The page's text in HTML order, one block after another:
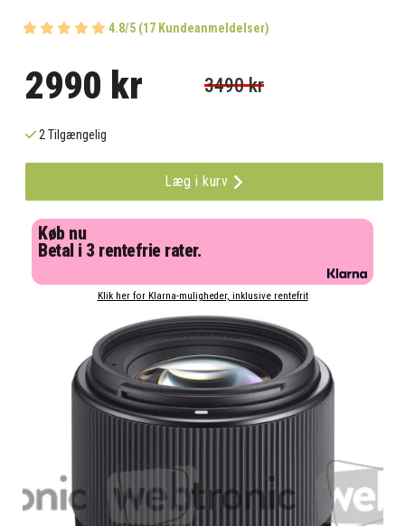
4.8/5 (17 Kundeanmeldelser)
2990 kr 3490 kr
2 Tilgængelig
Læg i kurv
Køb nu
Betal i 3 rentefrie rater.
Klik her for Klarna-muligheder, inklusive rentefrit